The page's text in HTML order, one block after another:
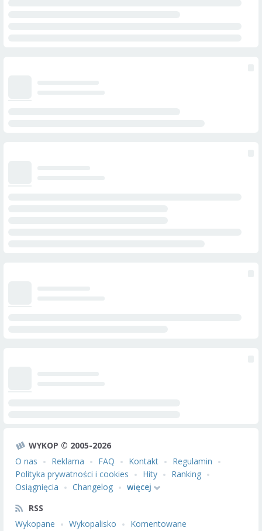
WYKOP © 2005-2026
O nas
Reklama FAQ Kontakt
Regulamin
Polityka prywatności i cookies
Hity
Ranking
Osiągnięcia
Changelog
więcej
RSS
Wykopane
Wykopalisko Komentowane